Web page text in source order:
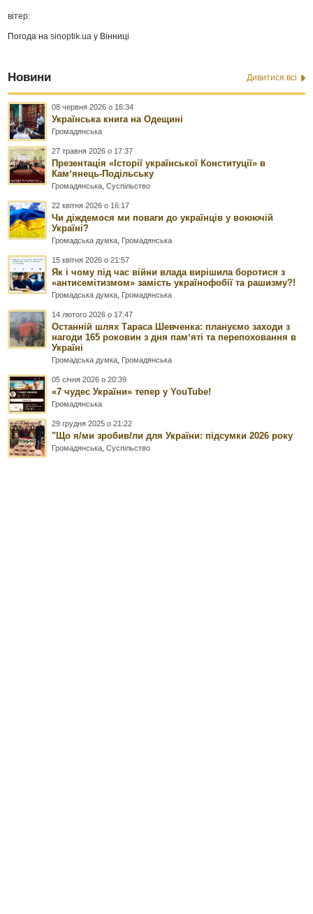
вітер:
Погода наsinoptik.ua у Вінниці
Новини Дивитися всі
08 червня 2026 о 16:34
Українська книга на Одещині
Громадянська
27 травня 2026 о 17:37
Презентація «Історії української Конституції» в
Камʼянець-Подільську
Громадянська ,Суспільство
22 квітня 2026 о 16:17
Чи діждемося ми поваги до українців у воюючій
Україні?
Громадська думка Громадянська
15 квітня 2026 о 21:57
Як і чому під час війни влада вирішила боротися з
«антисемітизмом» замість українофобії та рашизму?!
Громадська думка Громадянська
14 лютого 2026 о 17:47
Останній шлях Тараса Шевченка: плануємо заходи з
нагоди 165 роковин з дня памʼяті та перепоховання в
Україні
Громадська думка Громадянська
05 січня 2026 о 20:39
«7 чудес України» тепер у YouTube!
Громадянська
29 грудня 2025 о 21:22
"Що я/ми зробив/ли для України: підсумки 2026 року
Громадянська ,Суспільство